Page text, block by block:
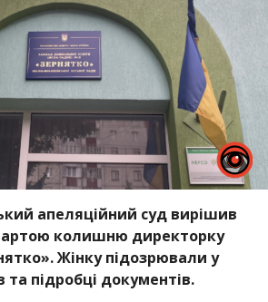
апеляційний суд вирішив
колишню директорку
Жінку підозрювали у
та підробці документів.